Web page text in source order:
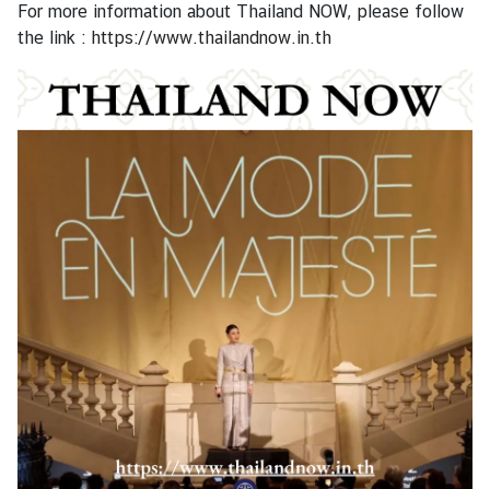
ค
น
ท
ย
For more information about Thailand NOW, please follow
the link : https://www.thailandnow.in.th